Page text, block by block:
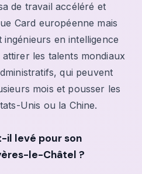
de travail accéléré et
Card européenne mais
en intelligence
les talents mondiaux
qui peuvent
mois et pousser les
Unis ou la Chine.
il levé pour son
le-Châtel ?